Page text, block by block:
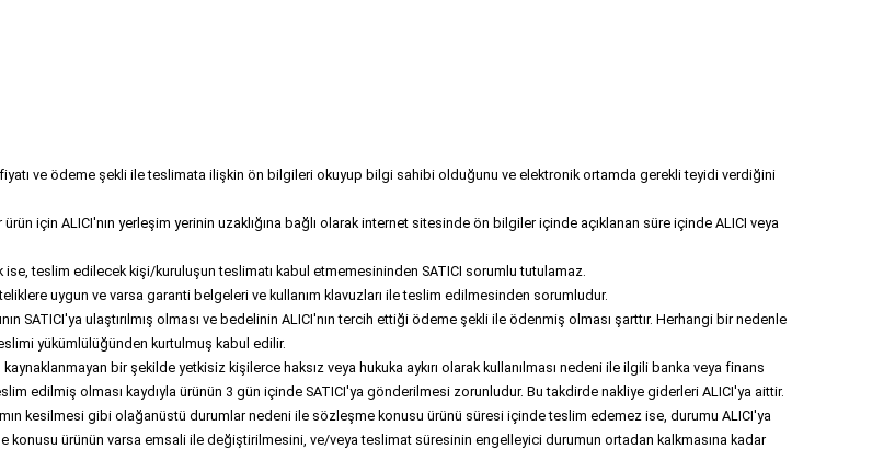
ve ödeme şekli ile teslimata ilişkin ön bilgileri okuyup bilgi sahibi olduğunu ve elektronik ortamda gerekli teyidi verdiğini
için ALICI'nın yerleşim yerinin uzaklığına bağlı olarak internet sitesinde ön bilgiler içinde açıklanan süre içinde ALICI veya
teslim edilecek kişi/kuruluşun teslimatı kabul etmemesininden SATICI sorumlu tutulamaz.
uygun ve varsa garanti belgeleri ve kullanım klavuzları ile teslim edilmesinden sorumludur.
SATICI'ya ulaştırılmış olması ve bedelinin ALICI'nın tercih ettiği ödeme şekli ile ödenmiş olması şarttır. Herhangi bir nedenle
yükümlülüğünden kurtulmuş kabul edilir.
bir şekilde yetkisiz kişilerce haksız veya hukuka aykırı olarak kullanılması nedeni ile ilgili banka veya finans
edilmiş olması kaydıyla ürünün 3 gün içinde SATICI'ya gönderilmesi zorunludur. Bu takdirde nakliye giderleri ALICI'ya aittir.
kesilmesi gibi olağanüstü durumlar nedeni ile sözleşme konusu ürünü süresi içinde teslim edemez ise, durumu ALICI'ya
ürünün varsa emsali ile değiştirilmesini, ve/veya teslimat süresinin engelleyici durumun ortadan kalkmasına kadar